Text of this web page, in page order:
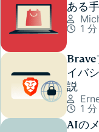
ある
1 分
Brave
イバ
説
1 分
AIの